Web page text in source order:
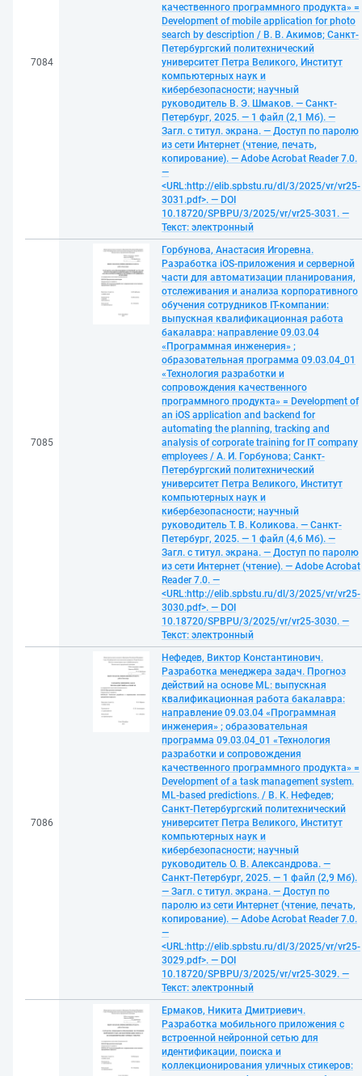
7084
качественного программного продукта» =
Development of mobile application for photo
search by description / В. В. Акимов; Санкт-
Петербургский политехнический
университет Петра Великого, Институт
компьютерных наук и
кибербезопасности; научный
руководитель В. Э. Шмаков. — Санкт-
Петербург, 2025. — 1 файл (2,1 Мб). —
Загл. с титул. экрана. — Доступ по паролю
из сети Интернет (чтение, печать,
копирование). — Adobe Acrobat Reader 7.0.
—
<URL:http://elib.spbstu.ru/dl/3/2025/vr/vr25-
3031.pdf>. — DOI
10.18720/SPBPU/3/2025/vr/vr25-3031. —
Текст: электронный
7085
Горбунова, Анастасия Игоревна.
Разработка iOS-приложения и серверной
части для автоматизации планирования,
отслеживания и анализа корпоративного
обучения сотрудников IT-компании:
выпускная квалификационная работа
бакалавра: направление 09.03.04
«Программная инженерия» ;
образовательная программа 09.03.04_01
«Технология разработки и
сопровождения качественного
программного продукта» = Development of
an iOS application and backend for
automating the planning, tracking and
analysis of corporate training for IT company
employees / А. И. Горбунова; Санкт-
Петербургский политехнический
университет Петра Великого, Институт
компьютерных наук и
кибербезопасности; научный
руководитель Т. В. Коликова. — Санкт-
Петербург, 2025. — 1 файл (4,6 Мб). —
Загл. с титул. экрана. — Доступ по паролю
из сети Интернет (чтение). — Adobe Acrobat
Reader 7.0. —
<URL:http://elib.spbstu.ru/dl/3/2025/vr/vr25-
3030.pdf>. — DOI
10.18720/SPBPU/3/2025/vr/vr25-3030. —
Текст: электронный
7086
Нефедев, Виктор Константинович.
Разработка менеджера задач. Прогноз
действий на основе ML: выпускная
квалификационная работа бакалавра:
направление 09.03.04 «Программная
инженерия» ; образовательная
программа 09.03.04_01 «Технология
разработки и сопровождения
качественного программного продукта» =
Development of a task management system.
ML-based predictions. / В. К. Нефедев;
Санкт-Петербургский политехнический
университет Петра Великого, Институт
компьютерных наук и
кибербезопасности; научный
руководитель О. В. Александрова. —
Санкт-Петербург, 2025. — 1 файл (2,9 Мб).
— Загл. с титул. экрана. — Доступ по
паролю из сети Интернет (чтение, печать,
копирование). — Adobe Acrobat Reader 7.0.
—
<URL:http://elib.spbstu.ru/dl/3/2025/vr/vr25-
3029.pdf>. — DOI
10.18720/SPBPU/3/2025/vr/vr25-3029. —
Текст: электронный
Ермаков, Никита Дмитриевич.
Разработка мобильного приложения с
встроенной нейронной сетью для
идентификации, поиска и
коллекционирования уличных стикеров: